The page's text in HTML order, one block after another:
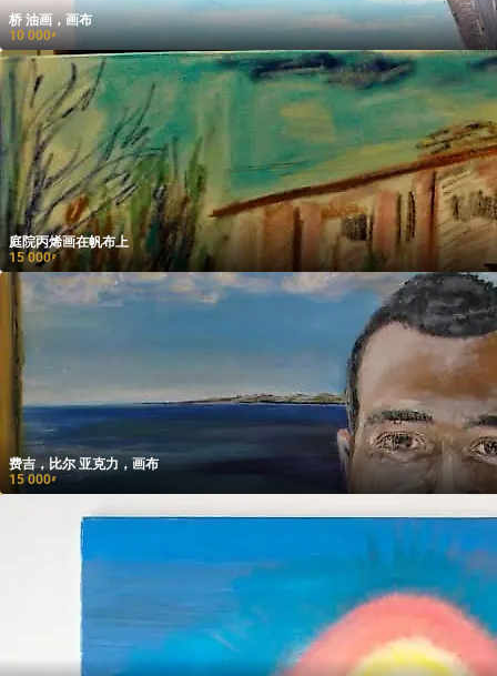
桥 油画，画布
10 000₽
庭院丙烯画在帆布上
15 000₽
费吉，比尔 亚克力，画布
15 000₽